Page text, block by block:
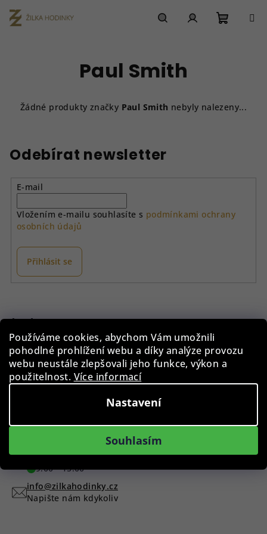
Používáme cookies, abychom Vám umožnili
pohodlné prohlížení webu a díky analýze provozu
webu neustále zlepšovali jeho funkce, výkon a
použitelnost. Více informací
Nastavení
Souhlasím
na
obsah
Paul Smith
Žádné produkty značky Paul Smith nebyly nalezeny...
Odebírat newsletter
E-mail
Vložením e-mailu souhlasíte s podmínkami ochrany
osobních údajů
Přihlásit se
p
a
Instagram
Sledovat na Instagramu
+420 775 955 998
9:00 - 15:00
info@zilkahodinky.cz
Napište nám kdykoliv